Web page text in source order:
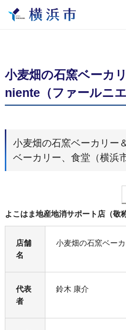
小麦畑の石窯ベーカ
niente（ファールニエ
小麦畑の石窯ベーカリー
ベーカリー、食堂（横浜
よこはま地産地消サポート店（敬
店舗
名
小麦畑の石窯ベー
代表
者
鈴木 康介